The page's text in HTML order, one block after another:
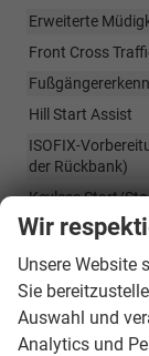
Erweiterte
Front Cross
Hill Start Assist
ISOFIX-
der Rückbank)
Keyless Start/
Light Assist
Park Assist Plus
Regensensor
Wir
Unsere Website
Sie
Auswahl und
Analytics und